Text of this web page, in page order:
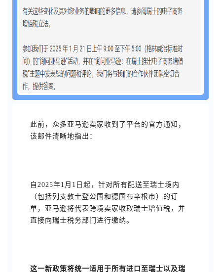
此前，众多亚马逊卖家收到了平台的官方通知，
该邮件清晰地指出：
自2025年1月1日起，针对所有配送至瑞士境内
（包括列支敦士登公国和德国布辛根市）的订
单，亚马逊将代表跨境卖家收取瑞士增值税，并
直接向瑞士税务部门进行缴纳。
这一新政策将统一适用于所有进口至瑞士以及瑞